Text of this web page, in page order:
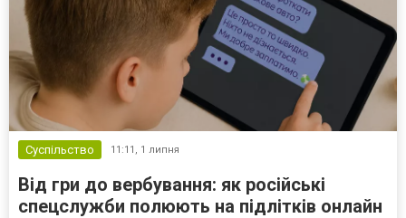
Суспільство 11:11, 1 липня
Від гри до вербування: як російські
спецслужби полюють на підлітків онлайн